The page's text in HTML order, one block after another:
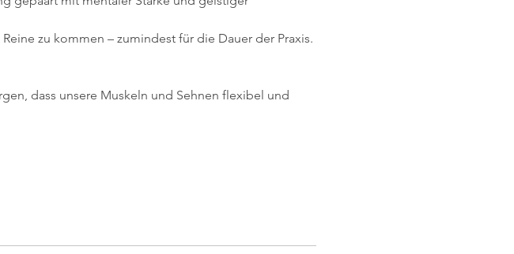
zu kommen – zumindest für die Dauer der Praxis.
dass unsere Muskeln und Sehnen flexibel und